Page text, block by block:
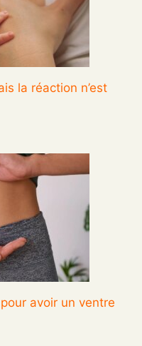
la réaction n’est
avoir un ventre